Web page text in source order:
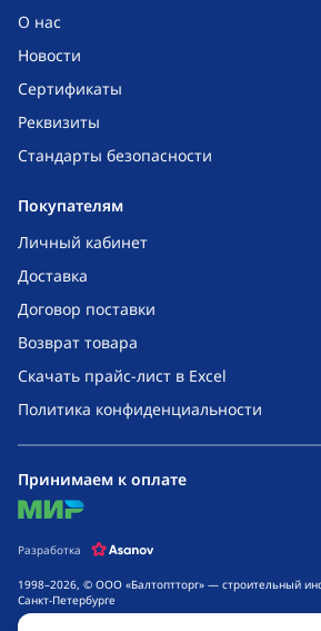
О нас
Новости
Сертификаты
Реквизиты
Стандарты безопасности
Покупателям
Личный кабинет
Доставка
Договор поставки
Возврат товара
Скачать прайс-лист в Excel
Политика конфиденциальности
1998–2026, © ООО «Балтоптторг» — строительный
Санкт-Петербурге
Обращаем ваше внимание на то, что данный
Принимаем к оплате
mir
Разработка